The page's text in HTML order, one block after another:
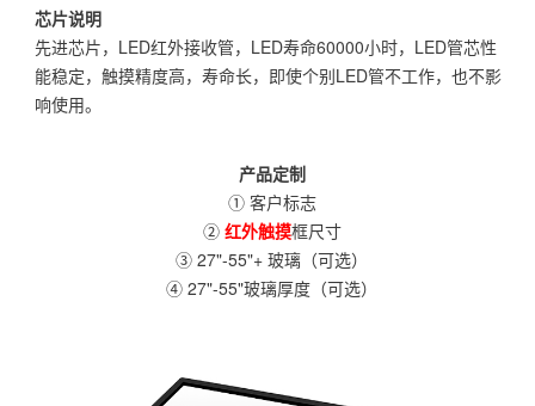
芯片说明
先进芯片，LED红外接收管，LED寿命60000小时，LED管芯性
能稳定，触摸精度高，寿命长，即使个别LED管不工作，也不影
响使用。
产品定制
① 客户标志
② 红外触摸框尺寸
③ 27"-55"+ 玻璃（可选）
④ 27"-55"玻璃厚度（可选）